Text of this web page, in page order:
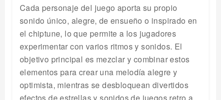
Cada personaje del juego aporta su propio
sonido único, alegre, de ensueño o inspirado en
el chiptune, lo que permite a los jugadores
experimentar con varios ritmos y sonidos. El
objetivo principal es mezclar y combinar estos
elementos para crear una melodía alegre y
optimista, mientras se desbloquean divertidos